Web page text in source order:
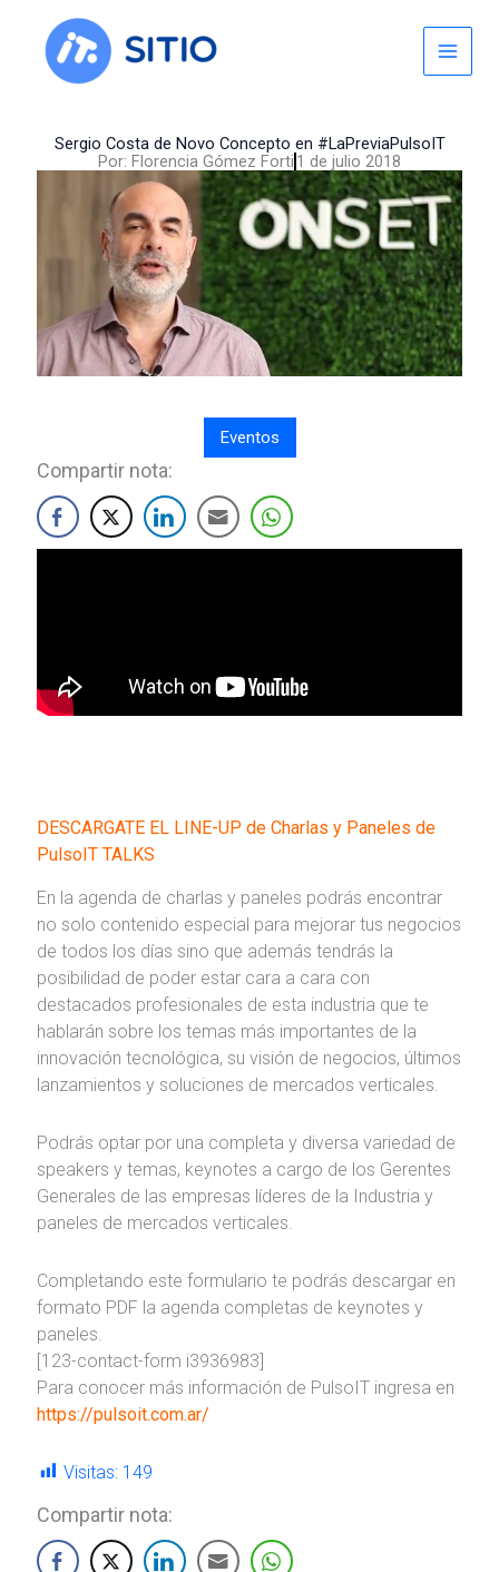
content
Sergio Costa de Novo Concepto en #LaPreviaPulsoIT
Por: Florencia Gómez Forti 1 de julio 2018
Eventos
Compartir nota:
DESCARGATE EL LINE-UP de Charlas y Paneles de
PulsoIT TALKS
En la agenda de charlas y paneles podrás encontrar
no solo contenido especial para mejorar tus negocios
de todos los días sino que además tendrás la
posibilidad de poder estar cara a cara con
destacados profesionales de esta industria que te
hablarán sobre los temas más importantes de la
innovación tecnológica, su visión de negocios, últimos
lanzamientos y soluciones de mercados verticales.
Podrás optar por una completa y diversa variedad de
speakers y temas, keynotes a cargo de los Gerentes
Generales de las empresas líderes de la Industria y
paneles de mercados verticales.
Completando este formulario te podrás descargar en
formato PDF la agenda completas de keynotes y
paneles.
[123-contact-form i3936983]
Para conocer más información de PulsoIT ingresa en
https://pulsoit.com.ar/
Visitas: 149
Compartir nota: